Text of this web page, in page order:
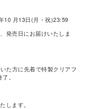
10 月13日(月・祝)23:59
発売日にお届けいたしま
た方に先着で特製クリアフ
。
します。